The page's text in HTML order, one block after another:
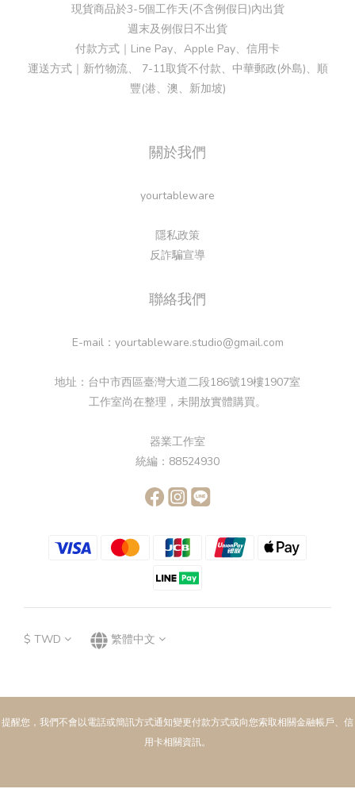
現貨商品於3-5個工作天(不含例假日)內出貨
週末及例假日不出貨
付款方式｜Line Pay、Apple Pay、信用卡
運送方式｜新竹物流、 7-11取貨不付款、中華郵政(外島)、順
豐(港、澳、新加坡)
關於我們
yourtableware
隱私政策
反詐騙宣導
聯絡我們
E-mail：yourtableware.studio@gmail.com
地址：台中市西區臺灣大道二段186號19樓1907室
工作室尚在整理，未開放實體購買。
器業工作室
統編：88524930
$ TWD 繁體中文
提醒您，我們不會以電話或簡訊方式通知變更付款方式或向您索取相關金融帳戶、信
用卡相關資訊。